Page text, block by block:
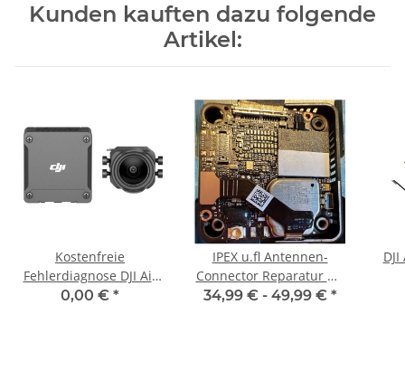
Kunden kauften dazu folgende
Artikel:
Kostenfreie
Fehlerdiagnose DJI Air
Unit O3 / O4 Pro Lite
0,00 € *
IPEX u.fl Antennen-
Connector Reparatur O3
/ O4 Pro Lite
34,99 € - 49,99 € *